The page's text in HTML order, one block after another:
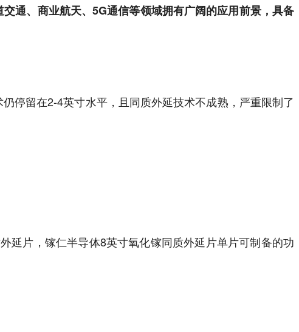
通、商业航天、5G通信等领域拥有广阔的应用前景，具备
停留在2-4英寸水平，且同质外延技术不成熟，严重限制了
延片，镓仁半导体8英寸氧化镓同质外延片单片可制备的功